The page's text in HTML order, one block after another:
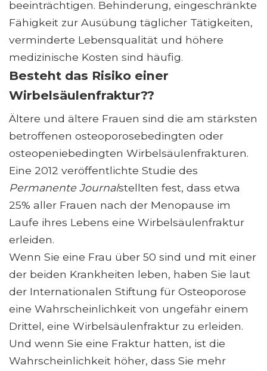
beeinträchtigen. Behinderung, eingeschränkte
Fähigkeit zur Ausübung täglicher Tätigkeiten,
verminderte Lebensqualität und höhere
medizinische Kosten sind häufig.
Besteht das Risiko einer
Wirbelsäulenfraktur??
Ältere und ältere Frauen sind die am stärksten
betroffenen osteoporosebedingten oder
osteopeniebedingten Wirbelsäulenfrakturen.
Eine 2012 veröffentlichte Studie des
Permanente Journalstellten fest, dass etwa
25% aller Frauen nach der Menopause im
Laufe ihres Lebens eine Wirbelsäulenfraktur
erleiden.
Wenn Sie eine Frau über 50 sind und mit einer
der beiden Krankheiten leben, haben Sie laut
der Internationalen Stiftung für Osteoporose
eine Wahrscheinlichkeit von ungefähr einem
Drittel, eine Wirbelsäulenfraktur zu erleiden.
Und wenn Sie eine Fraktur hatten, ist die
Wahrscheinlichkeit höher, dass Sie mehr